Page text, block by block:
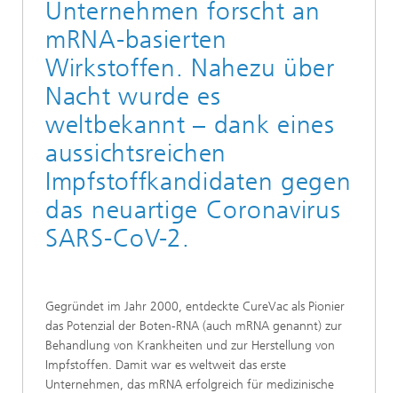
Unternehmen forscht an
mRNA-basierten
Wirkstoffen. Nahezu über
Nacht wurde es
weltbekannt – dank eines
aussichtsreichen
Impfstoffkandidaten gegen
das neuartige Coronavirus
SARS-CoV-2.
Gegründet im Jahr 2000, entdeckte CureVac als Pionier
das Potenzial der Boten-RNA (auch mRNA genannt) zur
Behandlung von Krankheiten und zur Herstellung von
Impfstoffen. Damit war es weltweit das erste
Unternehmen, das mRNA erfolgreich für medizinische